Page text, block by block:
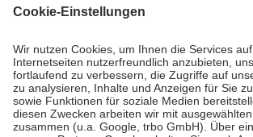
Grundsätzlich leisten Mitglieder Zuzahlungen in
höchstens zehn Euro.
Es sind jedoch nie mehr
Kosten der Leistung zu entrichten.
Diese Regeln gelten grundsätzlich auch für
Bei Heilmitteln und häuslicher Krankenpflege
Zuzahlung zehn Prozent der Kosten sowie zehn
Verordnung.